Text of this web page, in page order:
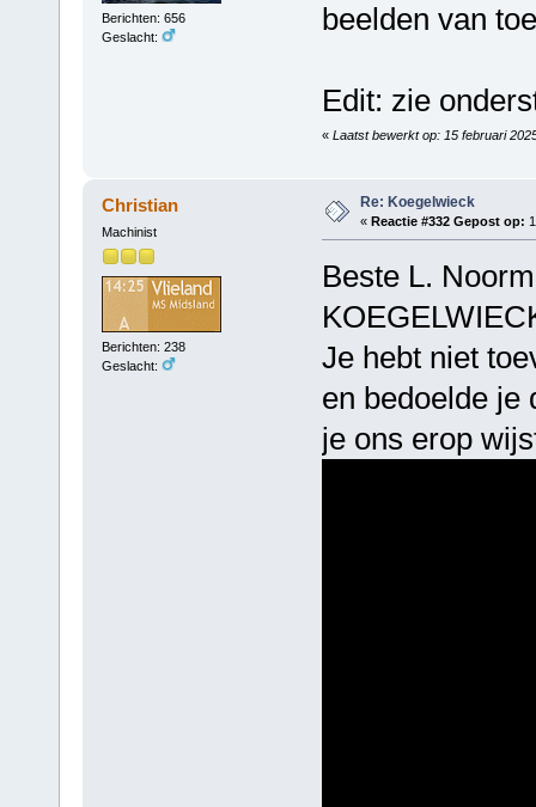
Berichten: 656
Geslacht:
beelden van
Edit: zie
« Laatst bewerkt op: 15 februari
Christian
Machinist
Berichten: 238
Geslacht:
Re: Koegelwieck
« Reactie #332 Gepost op:
Beste L.
Je hebt niet
en bedoelde je
je ons erop